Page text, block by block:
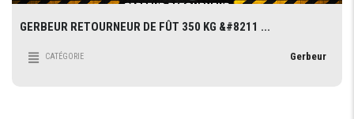
GERBEUR RETOURNEUR DE FÛT 350 KG &#8211 ...
CATÉGORIE Gerbeur